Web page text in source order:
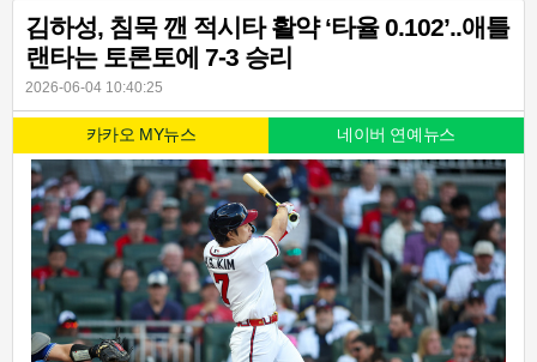
김하성, 침묵 깬 적시타 활약 ‘타율 0.102’..애틀
랜타는 토론토에 7-3 승리
2026-06-04 10:40:25
카카오 MY뉴스 네이버 연예뉴스